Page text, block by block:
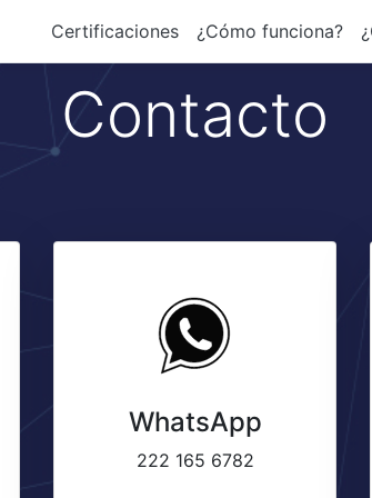
Certificaciones ¿Cómo funciona?
Contacto
WhatsApp
222 165 6782